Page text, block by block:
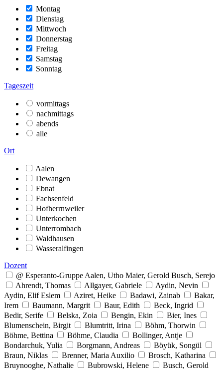
Montag
Dienstag
Mittwoch
Donnerstag
Freitag
Samstag
Sonntag
Tageszeit
vormittags
nachmittags
abends
alle
Ort
Aalen
Dewangen
Ebnat
Fachsenfeld
Hofherrnweiler
Unterkochen
Unterrombach
Waldhausen
Wasseralfingen
Dozent
@ Esperanto-Gruppe Aalen, Utho Maier, Gerold Busch, Serejo
Ahrendt, Thomas
Allgayer, Gabriele
Aydin, Nevin
Aydin, Elif Eslem
Aziret, Heike Badawi, Zainab
Bakar,
Irem
Baumann, Margrit Baur, Edith
Beck, Ingrid
Bedir, Serife
Belska, Zoia Bengin, Ekin
Bier, Ines
Blumenschein, Birgit
Blumtritt, Irina
Böhm, Thorwin
Böhme, Bettina
Böhme, Claudia
Bollinger, Antje
Bondarchuk, Yulia
Borgmann, Andreas
Böyük, Songül
Braun, Niklas
Brenner, Maria Auxilio
Brosch, Katharina
Bruynooghe, Nathalie
Bubrowski, Helene
Busch, Gerold